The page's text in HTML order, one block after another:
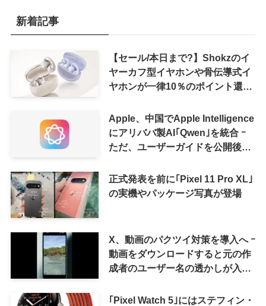
新着記事
【セール/本日まで?】Shokzのイ
ヤーカフ型イヤホンや骨伝導式イ
ヤホンが一律10％のポイント還元
Apple、中国でApple Intelligence
にアリババ製AI｢Qwen｣を統合 ｰ
ただ、ユーザーガイドを公開後に
正式発表を前に｢Pixel 11 Pro XL｣
の実機やパッケージ写真が登場
X、動画のパクツイ対策を導入へ ｰ
動画をダウンロードすると元の作
成者のユーザー名の透かしが入る
｢Pixel Watch 5｣にはステフィン・